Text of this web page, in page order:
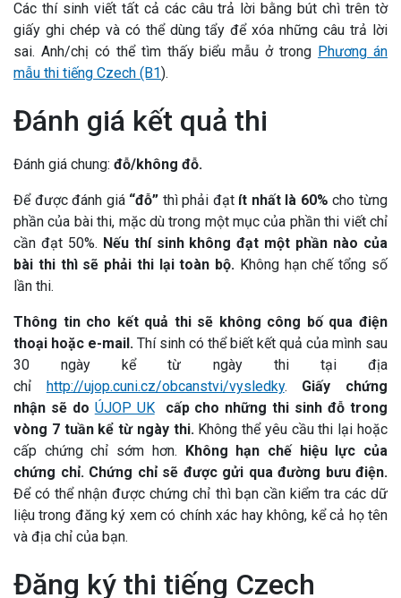
Các thí sinh viết tất cả các câu trả lời bằng bút chì trên tờ
giấy ghi chép và có thể dùng tẩy để xóa những câu trả lời
sai. Anh/chị có thể tìm thấy biểu mẫu ở trong Phương án
mẫu thi tiếng Czech (B1).
Đánh giá kết quả thi
Đánh giá chung: đỗ/không đỗ.
Để được đánh giá “đỗ” thì phải đạt ít nhất là 60% cho từng
phần của bài thi, mặc dù trong một mục của phần thi viết chỉ
cần đạt 50%. Nếu thí sinh không đạt một phần nào của
bài thi thì sẽ phải thi lại toàn bộ. Không hạn chế tổng số
lần thi.
Thông tin cho kết quả thi sẽ không công bố qua điện
thoại hoặc e-mail. Thí sinh có thể biết kết quả của mình sau
30 ngày kể từ ngày thi tại địa
chỉ
http://ujop.cuni.cz/obcanstvi/vysledky. Giấy chứng
nhận sẽ do ÚJOP UKcấp cho những thi sinh đỗ trong
vòng 7 tuần kể từ ngày thi. Không thể yêu cầu thi lại hoặc
cấp chứng chỉ sớm hơn. Không hạn chế hiệu lực của
chứng chỉ. Chứng chỉ sẽ được gửi qua đường bưu điện.
Để có thể nhận được chứng chỉ thì bạn cần kiểm tra các dữ
liệu trong đăng ký xem có chính xác hay không, kể cả họ tên
và địa chỉ của bạn.
Đăng ký thi tiếng Czech